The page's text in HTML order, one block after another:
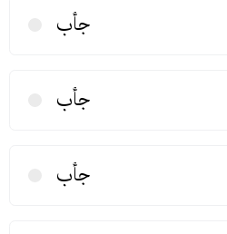
جأب
جأب
جأب